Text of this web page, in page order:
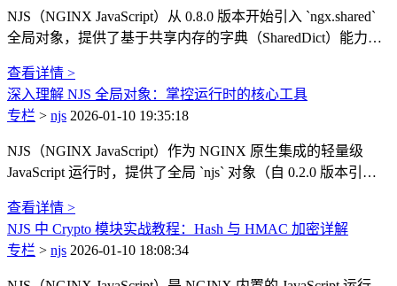
巧与版本兼容要点。
NJS（NGINX JavaScript）从 0.8.0 版本开始引入 `ngx.shared`
全局对象，提供了基于共享内存的字典（SharedDict）能力，
SharedDict，开发者可在 NGINX 网关层实现轻量级缓存、计
数器、限流标记等跨进程共享数据的场景，本文将全面讲解
`ngx.shared` 的配置方式、核心 API 及实战应用。
查看详情 >
深入理解 NJS 全局对象：掌控运行时的核心工具
专栏 > njs 2026-01-10 19:35:18
NJS（NGINX JavaScript）作为 NGINX 原生集成的轻量级
JavaScript 运行时，提供了全局 `njs` 对象（自 0.2.0 版本引
查询、内存监控、事件监听等核心能力。掌握 `njs` 全局对象
的 API，能帮助开发者更精准地调试、监控和管控 NJS 运行
时，本文将全面解析 `njs` 对象的核心属性与方法，并结合实
战场景讲解其应用价值。
查看详情 >
NJS 中 Crypto 模块实战教程：Hash 与 HMAC 加密详解
专栏 > njs 2026-01-10 18:08:34